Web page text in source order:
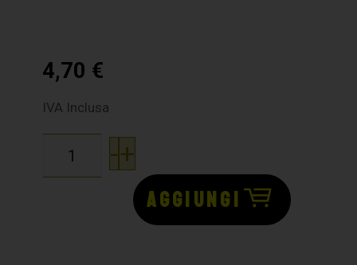
4,70 €
IVA Inclusa
-+
AGGIUNGI